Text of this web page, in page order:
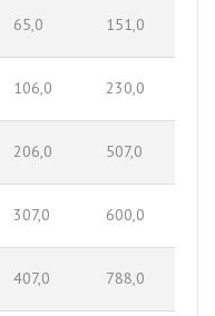
65,0 151,0
106,0 230,0
206,0 507,0
307,0 600,0
407,0 788,0